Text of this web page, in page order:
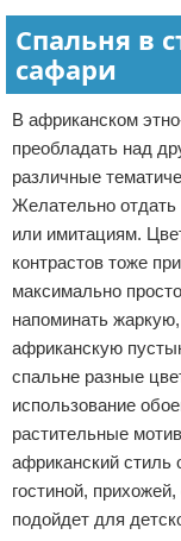
Спальня в
сафари
В африканском
преобладать над
различные
Желательно
или имитациям.
контрастов тоже
максимально
напоминать
африканскую
спальне разные
использование
растительные
африканский стиль
гостиной,
подойдет для